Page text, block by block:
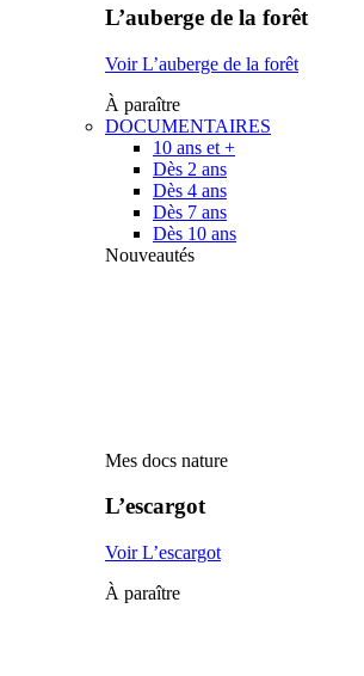
L’auberge de la forêt
Voir L’auberge de la forêt
À paraître
DOCUMENTAIRES
10 ans et +
Dès 2 ans
Dès 4 ans
Dès 7 ans
Dès 10 ans
Nouveautés
Mes docs nature
L’escargot
Voir L’escargot
À paraître